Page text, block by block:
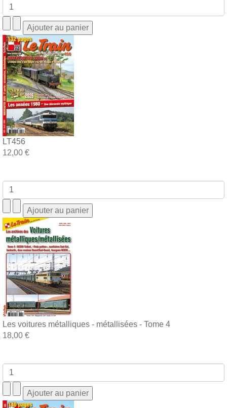
LT456
12,00 €
Les voitures métalliques - métallisées - Tome 4
18,00 €